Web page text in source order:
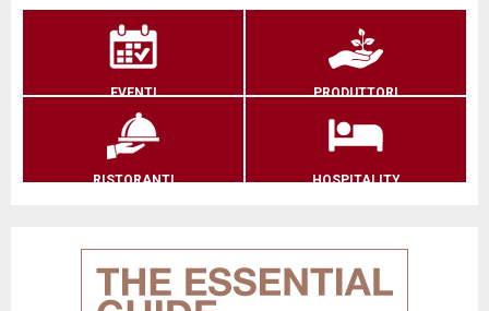
EVENTI PRODUTTORI
RISTORANTI HOSPITALITY